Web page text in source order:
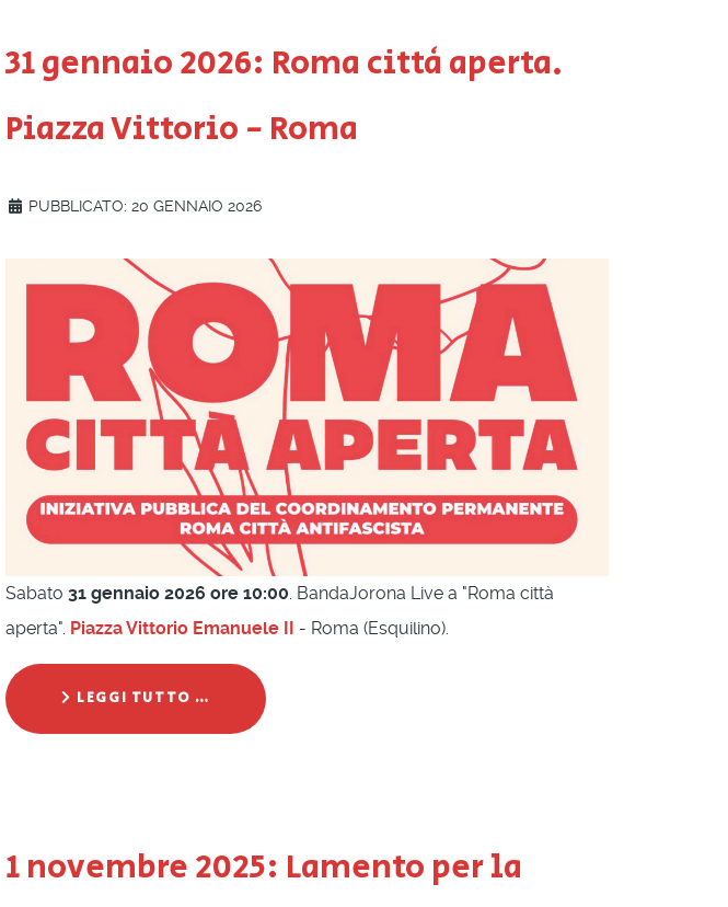
31 gennaio 2026: Roma città aperta.
Piazza Vittorio - Roma
PUBBLICATO: 20 GENNAIO 2026
Sabato 31 gennaio 2026 ore 10:00 . BandaJorona Live a "Roma città
aperta". Piazza Vittorio Emanuele II - Roma (Esquilino).
LEGGI TUTTO …
1 novembre 2025: Lamento per la